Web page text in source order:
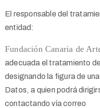
El responsable del
entidad:
Fundación Canaria de
adecuada el tratamiento
designando la figura de
Datos, a quien podrá
contactando vía correo